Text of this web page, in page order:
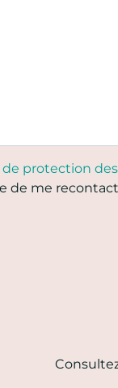
protection
de me